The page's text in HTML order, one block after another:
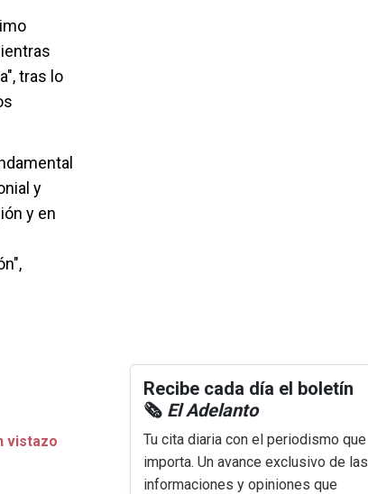
tras lo
y
y en
vistazo
Recibe cada día el boletín
🗞️ El Adelanto
Tu cita diaria con el periodismo que
importa. Un avance exclusivo de las
informaciones y opiniones que